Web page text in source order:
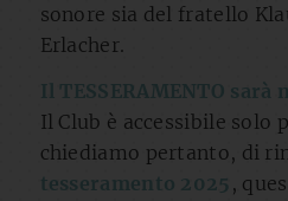
sonore sia del fratello
Erlacher.
Il TESSERAMENTO sarà
Il Club è accessibile solo
chiediamo pertanto, di
tesseramento 2025 ,